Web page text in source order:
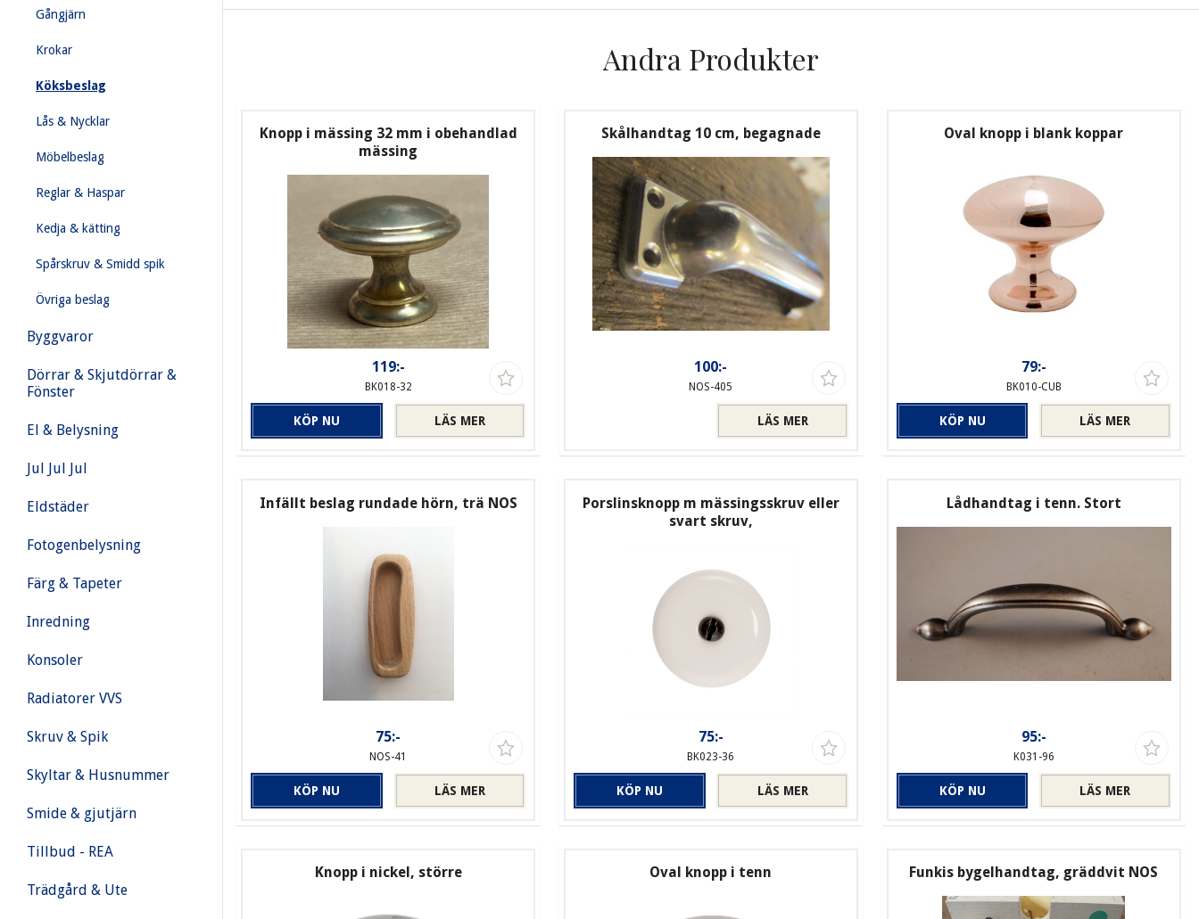
Gångjärn
Krokar
Köksbeslag
Lås & Nycklar
Möbelbeslag
Reglar & Haspar
Kedja & kätting
Spårskruv & Smidd spik
Övriga beslag
Byggvaror
Dörrar & Skjutdörrar &
Fönster
El & Belysning
Jul Jul Jul
Eldstäder
Fotogenbelysning
Färg & Tapeter
Inredning
Konsoler
Radiatorer VVS
Skruv & Spik
Skyltar & Husnummer
Smide & gjutjärn
Tillbud - REA
Trädgård & Ute
Andra Produkter
Knopp i mässing 32 mm i obehandlad
mässing
119:-
BK018-32
LÄS MER
KÖP NU
Skålhandtag 10 cm, begagnade
100:-
NOS-405
LÄS MER
Oval knopp i blank koppar
79:-
BK010-CUB
LÄS MER
KÖP NU
Infällt beslag rundade hörn, trä NOS
75:-
NOS-41
LÄS MER
KÖP NU
Porslinsknopp m mässingsskruv eller
svart skruv,
75:-
BK023-36
LÄS MER
KÖP NU
Lådhandtag i tenn. Stort
95:-
K031-96
LÄS MER
KÖP NU
Knopp i nickel, större Oval knopp i tenn Funkis bygelhandtag, gräddvit NOS